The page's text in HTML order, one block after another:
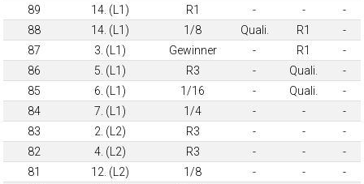
89
14. (L1) R1 - -
-
88
14. (L1) 1/8 Quali. R1
-
87
3. (L1) Gewinner - R1
-
86
5. (L1) R3 - Quali.
-
85
6. (L1) 1/16 - Quali.
-
84
7. (L1) 1/4 - -
-
83
2. (L2) R3 - -
-
82
4. (L2) R3 - -
-
81
12. (L2) 1/8 - -
-